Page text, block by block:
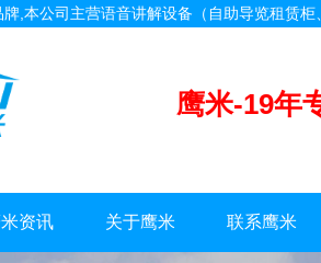
,本公司主营语音讲解设备（自助导览租赁
鹰米-19年
资讯 关于鹰米 联系鹰米